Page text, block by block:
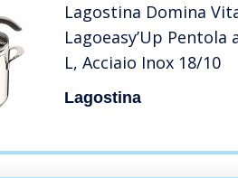
Lagostina Domina
Lagoeasy’Up Pentola
L, Acciaio Inox 18/10
Lagostina